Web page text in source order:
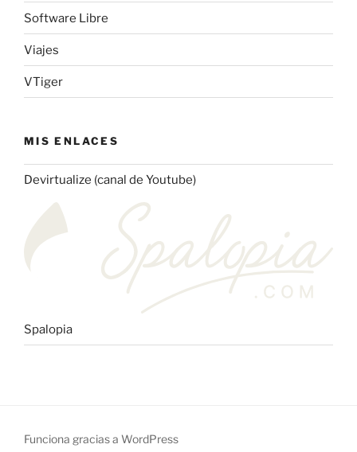
Software Libre
Viajes
VTiger
MIS ENLACES
Devirtualize (canal de Youtube)
Spalopia
Funciona gracias a WordPress